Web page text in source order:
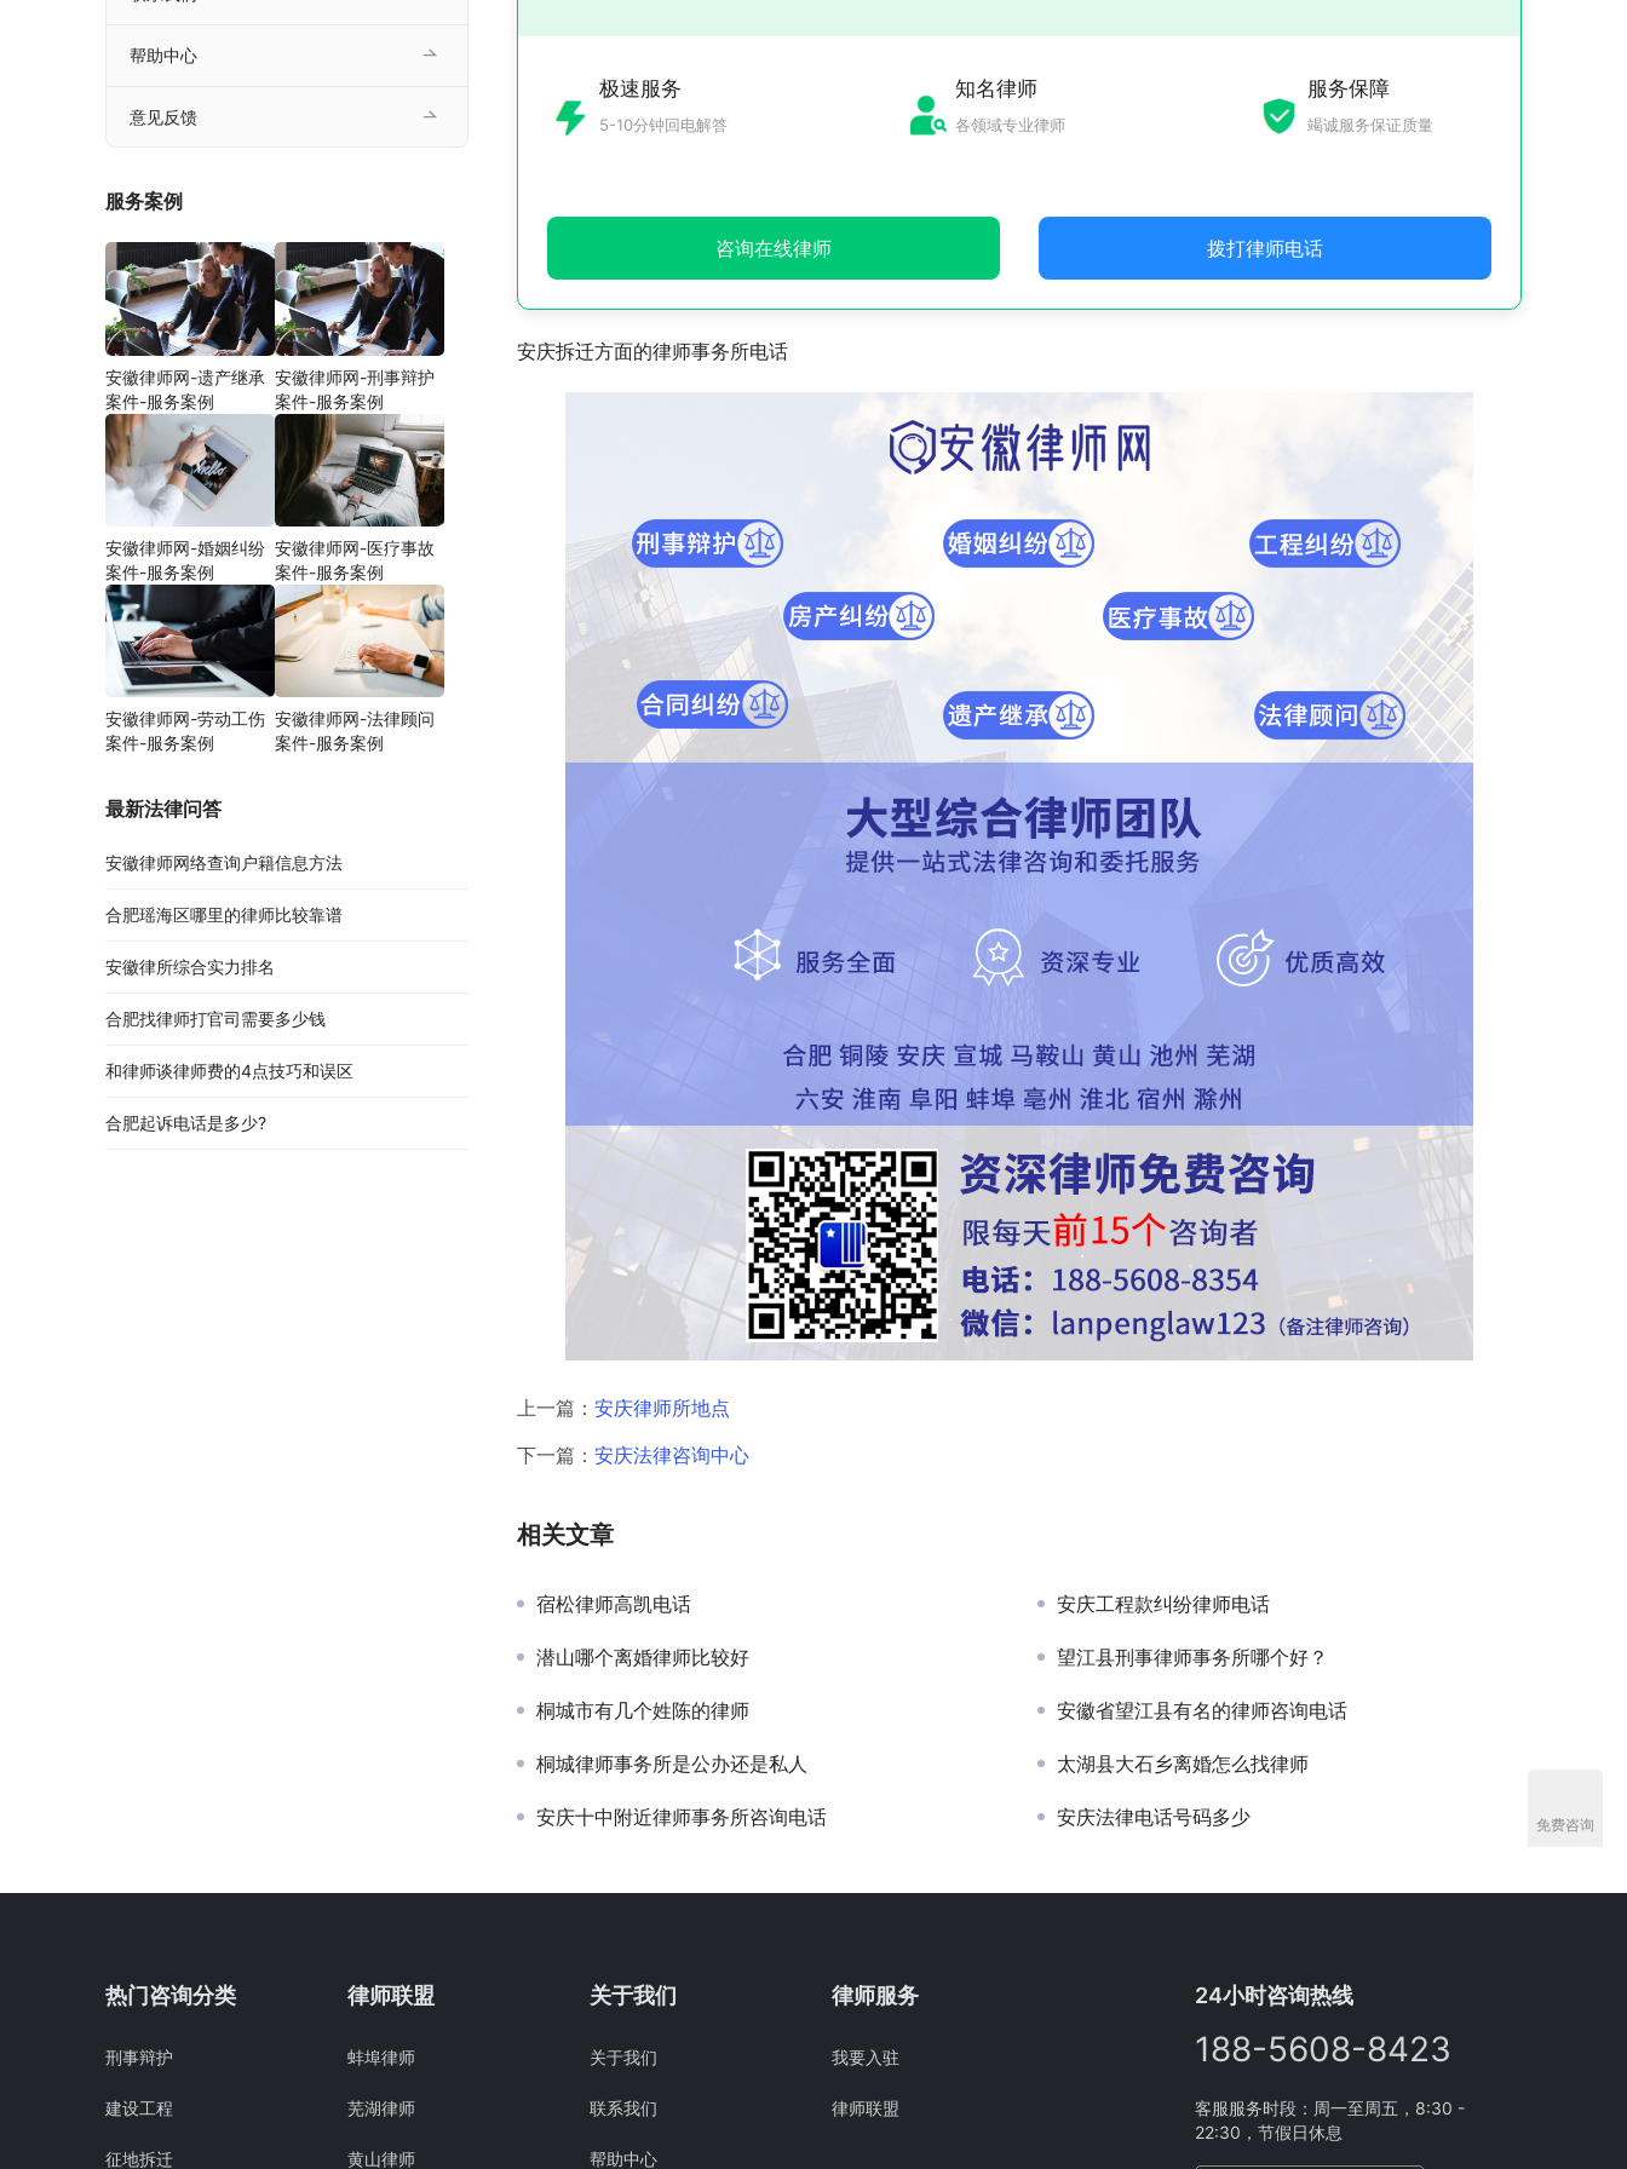
极速服务
5-10分钟回电解答
知名律师
各领域专业律师
服务保障
竭诚服务保证质量
咨询在线律师 拨打律师电话
安庆拆迁方面的律师事务所电话
上一篇： 安庆律师所地点
下一篇： 安庆法律咨询中心
相关文章
宿松律师高凯电话 安庆工程款纠纷律师电话
潜山哪个离婚律师比较好 望江县刑事律师事务所哪个好？
桐城市有几个姓陈的律师 安徽省望江县有名的律师咨询电话
桐城律师事务所是公办还是私人 太湖县大石乡离婚怎么找律师
安庆十中附近律师事务所咨询电话 安庆法律电话号码多少
帮助中心
意见反馈
服务案例
安徽律师网-遗产继承
案件-服务案例
安徽律师网-刑事辩护
案件-服务案例
安徽律师网-婚姻纠纷
案件-服务案例
安徽律师网-医疗事故
案件-服务案例
安徽律师网-劳动工伤
案件-服务案例
安徽律师网-法律顾问
案件-服务案例
最新法律问答
安徽律师网络查询户籍信息方法
合肥瑶海区哪里的律师比较靠谱
安徽律所综合实力排名
合肥找律师打官司需要多少钱
和律师谈律师费的4点技巧和误区
合肥起诉电话是多少?
热门咨询分类
刑事辩护
建设工程
征地拆迁
律师联盟
蚌埠律师
芜湖律师
黄山律师
关于我们
关于我们
联系我们
帮助中心
律师服务
我要入驻
律师联盟
24小时咨询热线
188-5608-8423
客服服务时段：周一至周五，8:30 -
22:30，节假日休息
免费咨询